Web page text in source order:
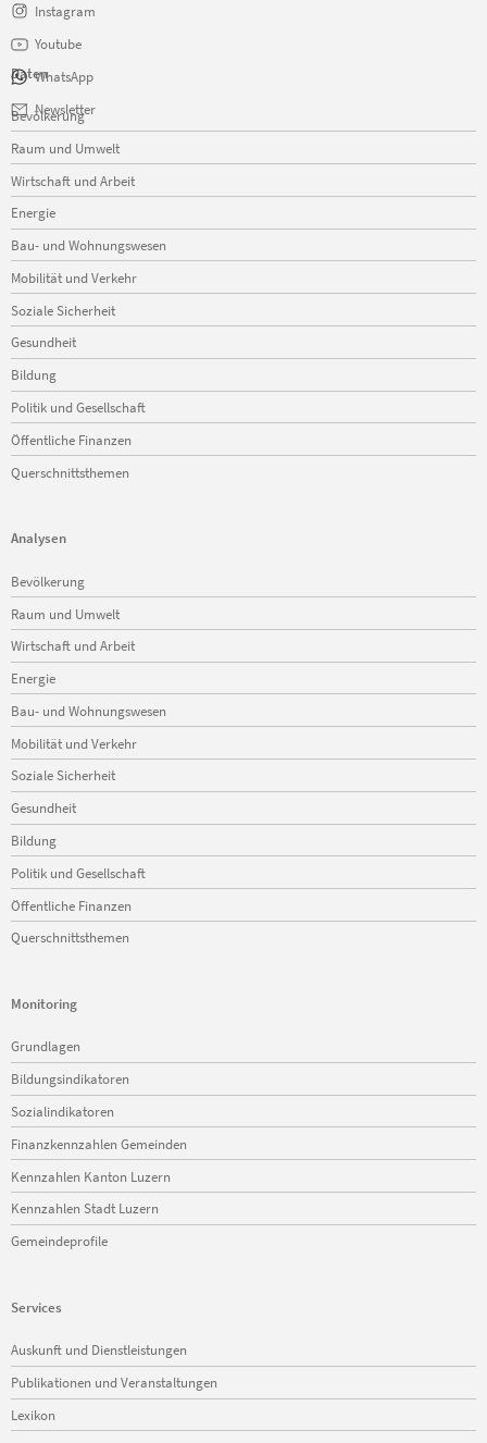
Instagram
Youtube
WhatsApp
Newsletter
Daten
Navigation
überspringen
Bevölkerung
Raum und Umwelt
Wirtschaft und Arbeit
Energie
Bau- und Wohnungswesen
Mobilität und Verkehr
Soziale Sicherheit
Gesundheit
Bildung
Politik und Gesellschaft
Öffentliche Finanzen
Querschnittsthemen
Analysen
Navigation
überspringen
Bevölkerung
Raum und Umwelt
Wirtschaft und Arbeit
Energie
Bau- und Wohnungswesen
Mobilität und Verkehr
Soziale Sicherheit
Gesundheit
Bildung
Politik und Gesellschaft
Öffentliche Finanzen
Querschnittsthemen
Monitoring
Navigation
überspringen
Grundlagen
Bildungsindikatoren
Sozialindikatoren
Finanzkennzahlen Gemeinden
Kennzahlen Kanton Luzern
Kennzahlen Stadt Luzern
Gemeindeprofile
Services
Navigation
überspringen
Auskunft und Dienstleistungen
Publikationen und Veranstaltungen
Lexikon